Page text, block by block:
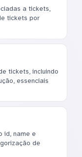
a tickets,
tickets por
tickets, incluindo
essenciais
id, name e
de